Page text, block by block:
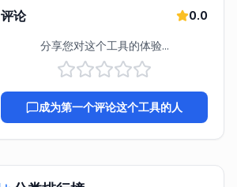
评论 0.0
分享您对这个工具的体验...
成为第一个评论这个工具的人